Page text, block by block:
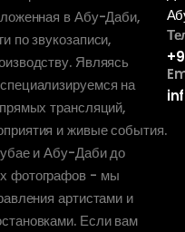
в Абу-Даби,
по звукозаписи,
Являясь
на
трансляций,
и живые события.
и Абу-Даби до
фотографов - мы
артистами и
Если вам